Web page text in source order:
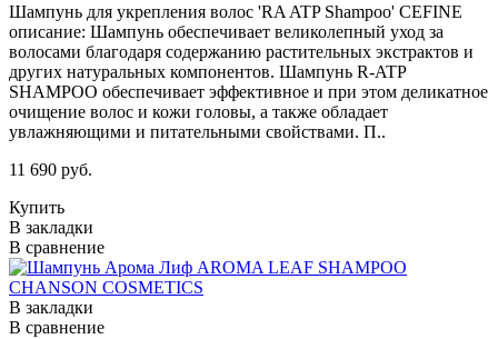
Шампунь для укрепления волос 'RA ATP Shampoo' CEFINE
описание: Шампунь обеспечивает великолепный уход за
волосами благодаря содержанию растительных экстрактов и
других натуральных компонентов. Шампунь R-ATP
SHAMPOO обеспечивает эффективное и при этом деликатное
очищение волос и кожи головы, а также обладает
увлажняющими и питательными свойствами. П..
11 690 руб.
Купить
В закладки
В сравнение
В закладки
В сравнение